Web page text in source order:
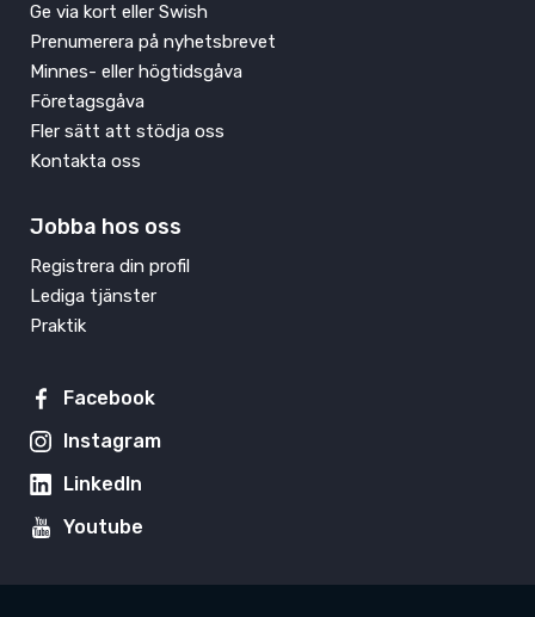
Ge via kort eller Swish
Prenumerera på nyhetsbrevet
Minnes- eller högtidsgåva
Företagsgåva
Fler sätt att stödja oss
Kontakta oss
Jobba hos oss
Registrera din profil
Lediga tjänster
Praktik
Facebook
Instagram
LinkedIn
Youtube